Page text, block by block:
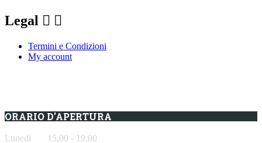
Legal  
Termini e Condizioni
My account
ORARIO D'APERTURA
Lunedì 15,00 - 19,00